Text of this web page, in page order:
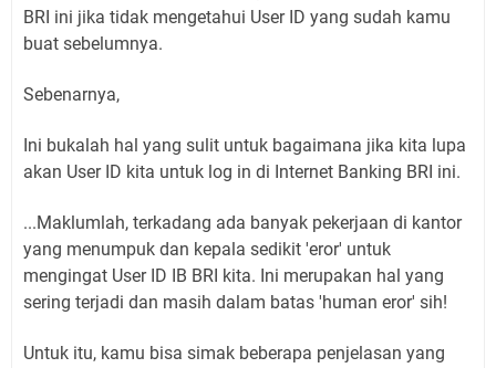
BRI ini jika tidak mengetahui User ID yang sudah kamu
buat sebelumnya.
Sebenarnya,
Ini bukalah hal yang sulit untuk bagaimana jika kita lupa
akan User ID kita untuk log in di Internet Banking BRI ini.
...Maklumlah, terkadang ada banyak pekerjaan di kantor
yang menumpuk dan kepala sedikit 'eror' untuk
mengingat User ID IB BRI kita. Ini merupakan hal yang
sering terjadi dan masih dalam batas 'human eror' sih!
Untuk itu, kamu bisa simak beberapa penjelasan yang